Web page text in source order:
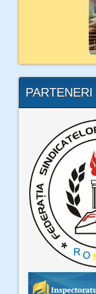
PARTENERI